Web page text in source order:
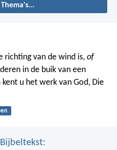
richting van de wind is, of
in de buik van een
kent u het werk van God, Die